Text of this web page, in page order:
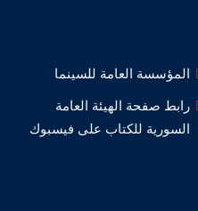
المؤسسة العامة للسينما
رابط صفحة الهيئة العامة
السورية للكتاب على فيسبوك